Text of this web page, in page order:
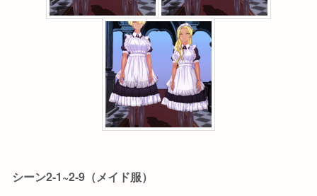
シーン2-1~2-9（メイド服）